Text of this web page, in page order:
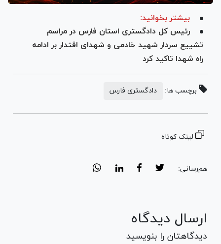
بیشتر بخوانید:
رئیس کل دادگستری استان فارس در مراسم
تشییع سردار شهید خادمی و شهدای اقتدار بر ادامه
راه شهدا تاکید کرد
برچسب ها: دادگستری فارس
لینک کوتاه
هم‌رسانی:
ارسال دیدگاه
دیدگاهتان را بنویسید